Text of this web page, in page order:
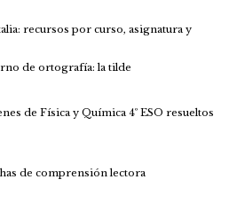
recursos por curso, asignatura y
de ortografía: la tilde
de Física y Química 4º ESO resueltos
de comprensión lectora